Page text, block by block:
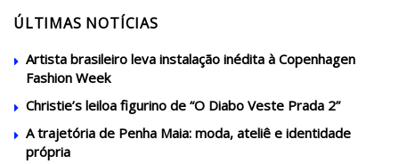
ÚLTIMAS NOTÍCIAS
Artista brasileiro leva instalação inédita à Copenhagen
Fashion Week
Christie’s leiloa figurino de “O Diabo Veste Prada 2”
A trajetória de Penha Maia: moda, ateliê e identidade
própria